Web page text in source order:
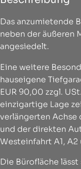
Das anzumietende
neben der äußeren
angesiedelt.
Eine weitere
hauseigene
EUR 90,00 zzgl.
einzigartige Lage
verlängerten Achse
und der direkten
Westeinfahrt A1, A2
Die Bürofläche